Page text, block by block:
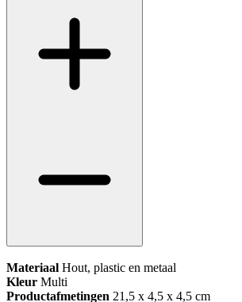
Materiaal Hout, plastic en metaal
Kleur Multi
Productafmetingen 21,5 x 4,5 x 4,5 cm